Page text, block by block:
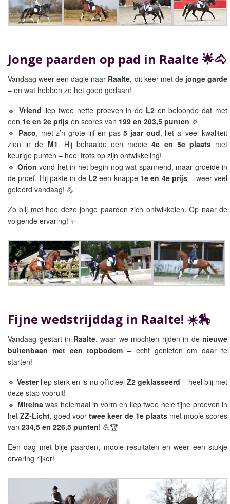
Jonge paarden op pad in Raalte 🌟🐴
Vandaag weer een dagje naar Raalte, dit keer met de jonge garde
– en wat hebben ze het goed gedaan!
🔹 Vriend liep twee nette proeven in de L2en beloonde dat met
een 1e en 2e prijs én scores van 199 en 203,5 punten 🎉
🔹 Paco, met z’n grote lijf en pas5 jaar oud, liet al veel kwaliteit
zien in de M1. Hij behaalde een mooie4e en 5e plaatsmet
keurige punten – heel trots op zijn ontwikkeling!
🔹 Orion vond het in het begin nog wat spannend, maar groeide in
de proef. Hij pakte in de L2 een knappe 1e en 4e prijs – weer veel
geleerd vandaag! 💪
Zo blij met hoe deze jonge paarden zich ontwikkelen. Op naar de
volgende ervaring! ✨
Fijne wedstrijddag in Raalte! ☀️🏇
Vandaag gestart in Raalte, waar we mochten rijden in de nieuwe
buitenbaan met een topbodem – echt genieten om daar te
starten!
🔹Vesterliep sterk en is nu officieel Z2 geklasseerd – heel blij met
deze stap vooruit!
🔹 Mireinawas helemaal in vorm en liep twee hele fijne proeven in
hetZZ-Licht, goed voortwee keer de 1e plaatsmet mooie scores
van 234,5 en 226,5 punten! 💪🏆
Een dag met blije paarden, mooie resultaten en weer een stukje
ervaring rijker!